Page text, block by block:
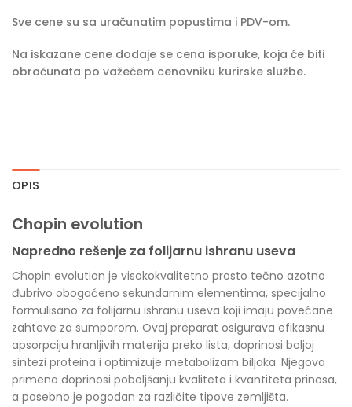
Sve cene su sa uračunatim popustima i PDV-om.
Na iskazane cene dodaje se cena isporuke, koja će biti
obračunata po važećem cenovniku kurirske službe.
OPIS
Chopin evolution
Napredno rešenje za folijarnu ishranu useva
Chopin evolution je visokokvalitetno prosto tečno azotno
đubrivo obogaćeno sekundarnim elementima, specijalno
formulisano za folijarnu ishranu useva koji imaju povećane
zahteve za sumporom. Ovaj preparat osigurava efikasnu
apsorpciju hranljivih materija preko lista, doprinosi boljoj
sintezi proteina i optimizuje metabolizam biljaka. Njegova
primena doprinosi poboljšanju kvaliteta i kvantiteta prinosa,
a posebno je pogodan za različite tipove zemljišta.